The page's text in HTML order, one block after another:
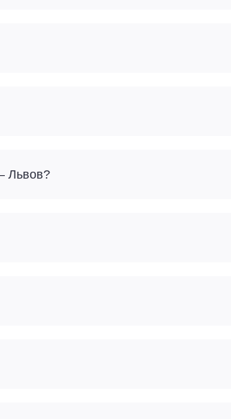
Себастьян – Львов?